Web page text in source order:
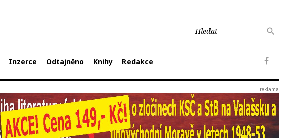
Inzerce Odtajněno Knihy Redakce